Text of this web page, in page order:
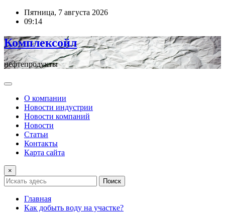
ПерейтиПятница, 7 августа 2026
09:14
Комплексойл
нефтепродукты
О компании
Новости индустрии
Новости компаний
Новости
Статьи
Контакты
Карта сайта
×
Поиск
Главная
Как добыть воду на участке?